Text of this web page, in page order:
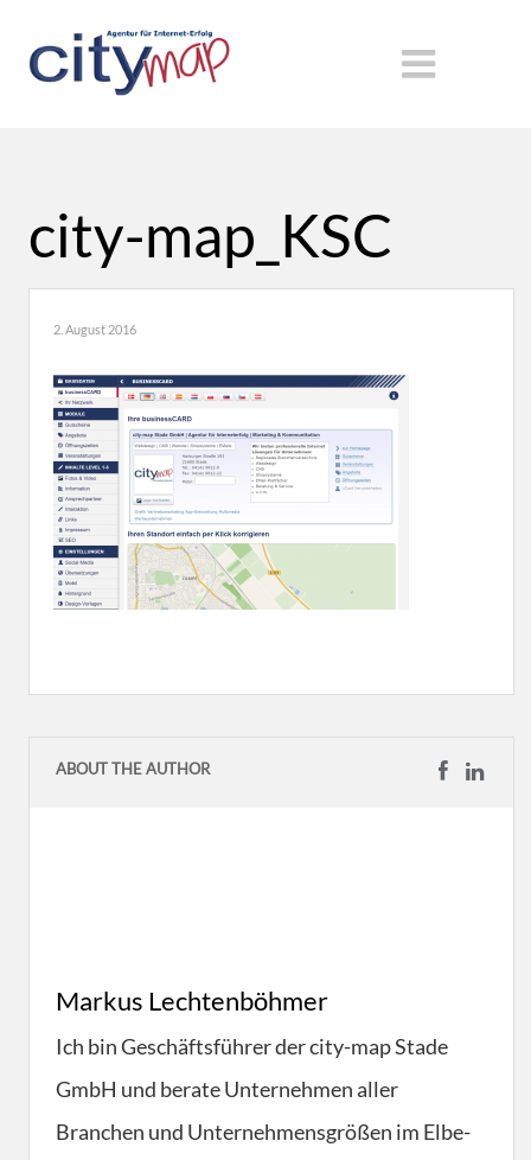
city-map_KSC
2. August 2016
ABOUT THE AUTHOR
Markus Lechtenböhmer
Ich bin Geschäftsführer der city-map Stade
GmbH und berate Unternehmen aller
Branchen und Unternehmensgrößen im Elbe-